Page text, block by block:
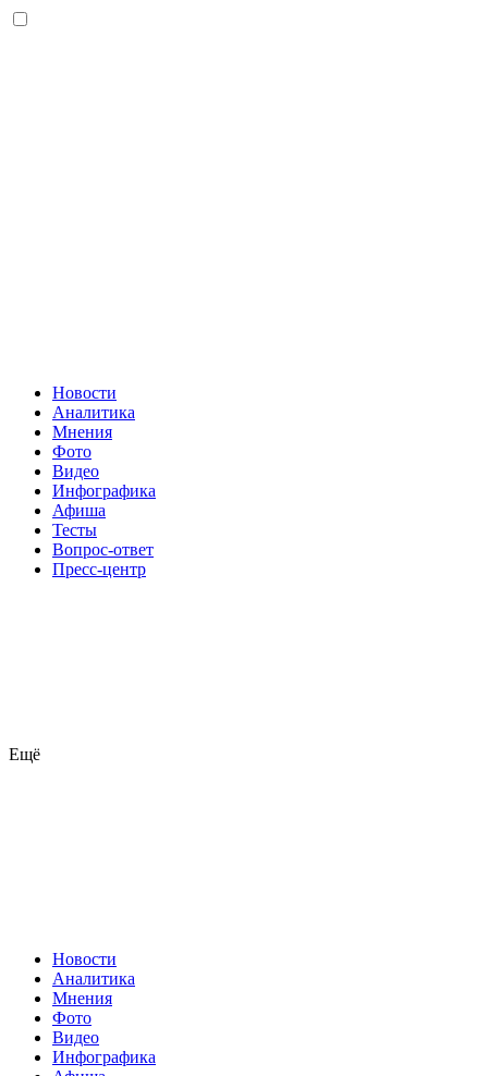
Новости
Аналитика
Мнения
Фото
Видео
Инфографика
Афиша
Тесты
Вопрос-ответ
Пресс-центр
Ещё
Новости
Аналитика
Мнения
Фото
Видео
Инфографика